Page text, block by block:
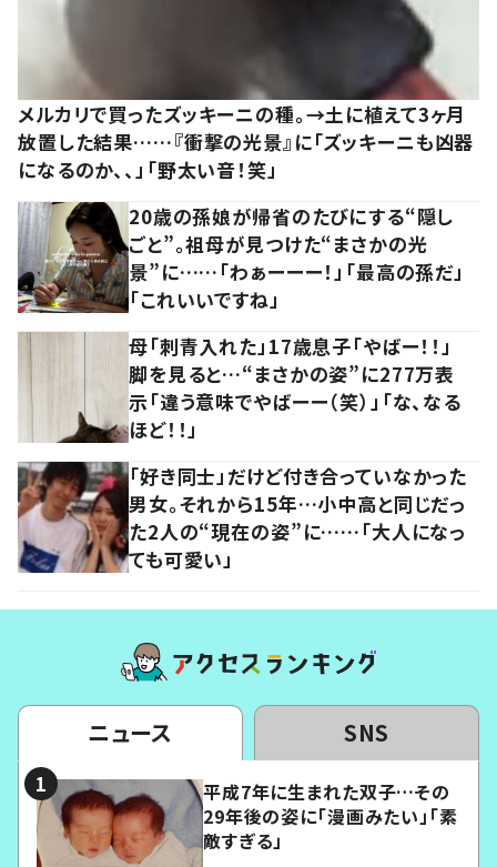
メルカリで買ったズッキーニの種。→土に植えて3ヶ月
放置した結果……『衝撃の光景』に「ズッキーニも凶器
になるのか、、」「野太い音！笑」
20歳の孫娘が帰省のたびにする“隠し
ごと”。祖母が見つけた“まさかの光
景”に……「わぁーーー！」「最高の孫だ」
「これいいですね」
母「刺青入れた」17歳息子「やばー！！」
脚を見ると…“まさかの姿”に277万表
示「違う意味でやばーー（笑）」「な、なる
ほど！！」
「好き同士」だけど付き合っていなかった
男女。それから15年…小中高と同じだっ
た2人の“現在の姿”に……「大人になっ
ても可愛い」
ニュース SNS
平成7年に生まれた双子…その
29年後の姿に「漫画みたい」「素
敵すぎる」